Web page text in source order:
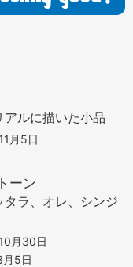
アルに描いた小品
月5日
ーン
タラ、オレ、シンジ
月30日
5日